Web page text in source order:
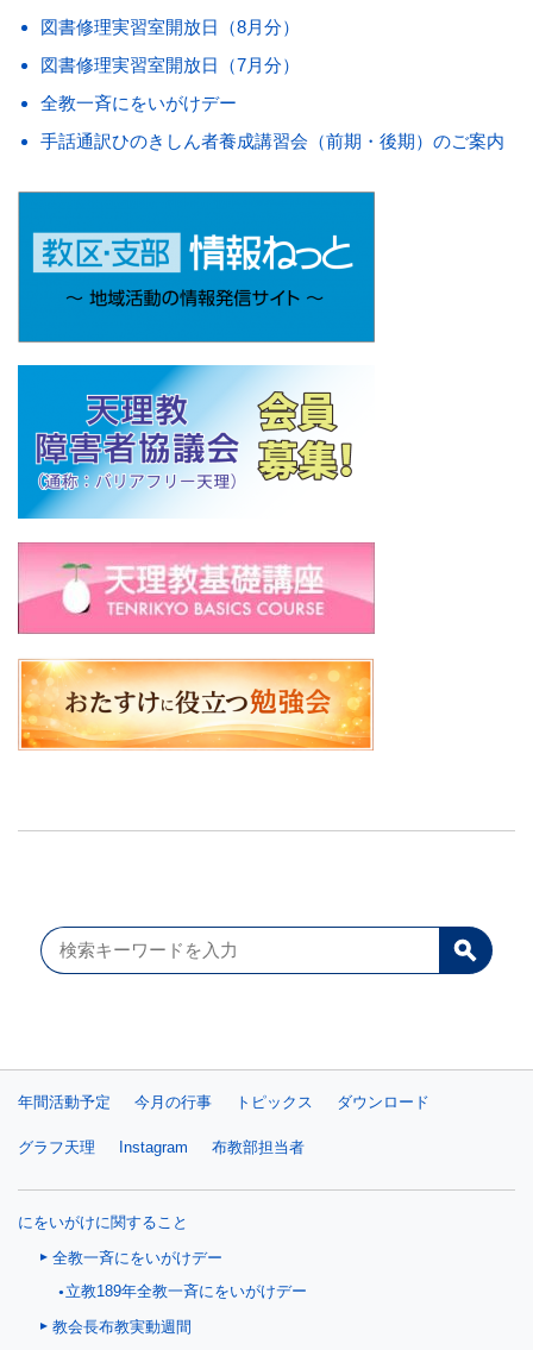
図書修理実習室開放日（8月分）
図書修理実習室開放日（7月分）
全教一斉にをいがけデー
手話通訳ひのきしん者養成講習会（前期・後期）のご案内
年間活動予定 今月の行事 トピックス ダウンロード
グラフ天理 Instagram 布教部担当者
にをいがけに関すること
全教一斉にをいがけデー
立教189年全教一斉にをいがけデー
教会長布教実動週間